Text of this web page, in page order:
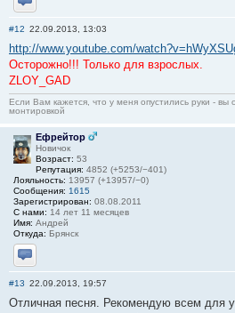
Отправить личное сообщение
#12 22.09.2013, 13:03
http://www.youtube.com/
Осторожно!!! Только для взрослых.
ZLOY_GAD
Если Вам кажется, что у меня опустились руки -
монтировкой
Ефрейтор
Новичок
Возраст: 53
Репутация: 4852 (+5253/−401)
Лояльность: 13957 (+13957/−0)
Сообщения: 1615
Зарегистрирован: 08.08.2011
С нами: 14 лет 11 месяцев
Имя: Андрей
Откуда: Брянск
Отправить личное сообщение
#13 22.09.2013, 19:57
Отличная песня. Рекомендую всем для